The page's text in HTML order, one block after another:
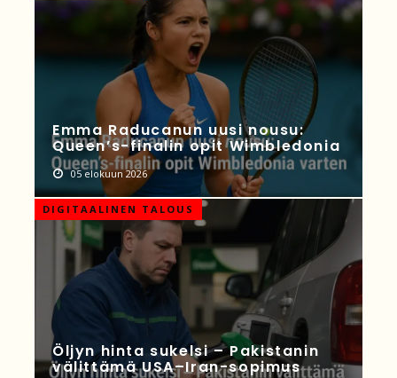
Emma Raducanun uusi nousu:
Queen’s-finalin opit Wimbledonia
05 elokuun 2026
DIGITAALINEN TALOUS
Öljyn hinta sukelsi – Pakistanin
välittämä USA–Iran-sopimus